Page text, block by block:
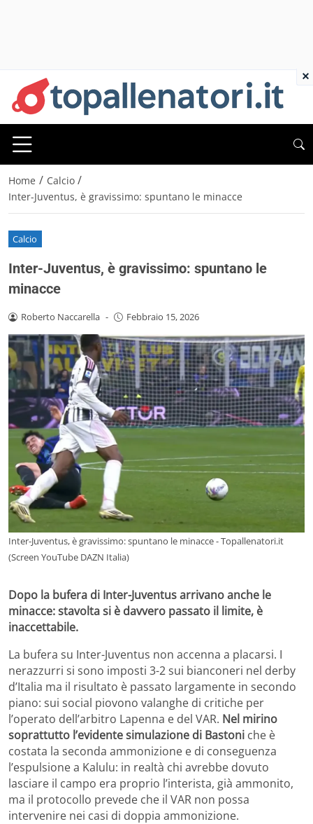
Home / Calcio /
Inter-Juventus, è gravissimo: spuntano le minacce
Calcio
Inter-Juventus, è gravissimo: spuntano le
minacce
Roberto Naccarella - Febbraio 15, 2026
Inter-Juventus, è gravissimo: spuntano le minacce - Topallenatori.it
(Screen YouTube DAZN Italia)
Dopo la bufera di Inter-Juventus arrivano anche le
minacce: stavolta si è davvero passato il limite, è
inaccettabile.
La bufera su Inter-Juventus non accenna a placarsi. I
nerazzurri si sono imposti 3-2 sui bianconeri nel derby
d’Italia ma il risultato è passato largamente in secondo
piano: sui social piovono valanghe di critiche per
l’operato dell’arbitro Lapenna e del VAR. Nel mirino
soprattutto l’evidente simulazione di Bastoni che è
costata la seconda ammonizione e di conseguenza
l’espulsione a Kalulu: in realtà chi avrebbe dovuto
lasciare il campo era proprio l’interista, già ammonito,
ma il protocollo prevede che il VAR non possa
intervenire nei casi di doppia ammonizione.
×